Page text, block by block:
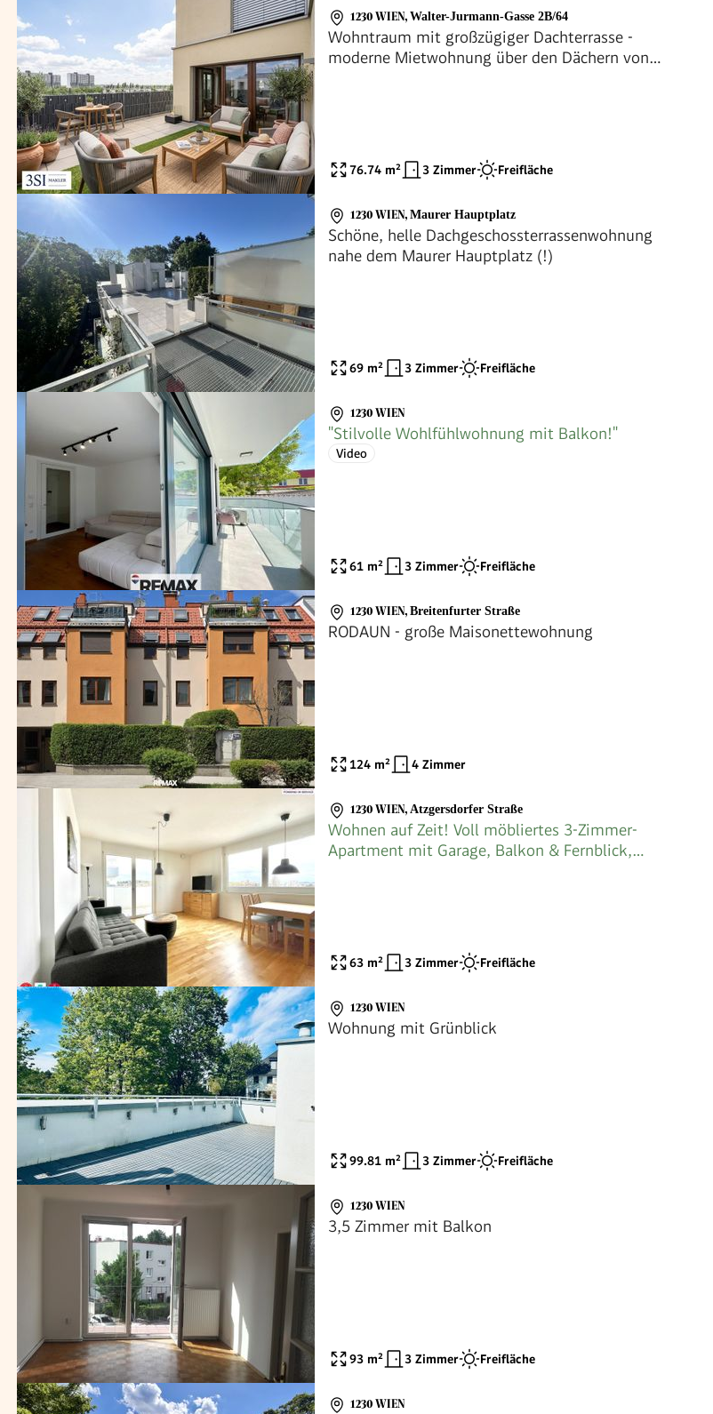
1230 WIEN, Walter-Jurmann-Gasse 2B/64
Wohntraum mit großzügiger Dachterrasse -
moderne Mietwohnung über den Dächern von
76.74 m² 3 Zimmer Freifläche
1230 WIEN, Maurer Hauptplatz
Schöne, helle Dachgeschossterrassenwohnung
nahe dem Maurer Hauptplatz (!)
69 m² 3 Zimmer Freifläche
1230 WIEN
"Stilvolle Wohlfühlwohnung mit Balkon!"
Video
61 m² 3 Zimmer Freifläche
1230 WIEN, Breitenfurter Straße
RODAUN - große Maisonettewohnung
124 m² 4 Zimmer
1230 WIEN, Atzgersdorfer Straße
Wohnen auf Zeit! Voll möbliertes 3-Zimmer-
Apartment mit Garage, Balkon & Fernblick,
63 m² 3 Zimmer Freifläche
1230 WIEN
Wohnung mit Grünblick
99.81 m² 3 Zimmer Freifläche
1230 WIEN
3,5 Zimmer mit Balkon
93 m² 3 Zimmer Freifläche
1230 WIEN